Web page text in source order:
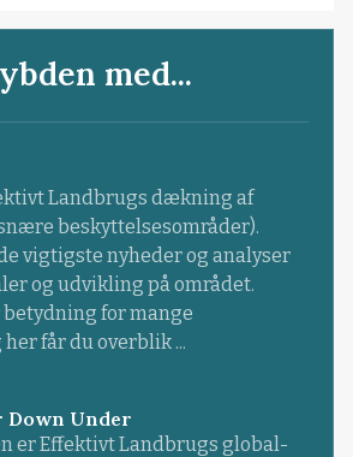
med...
Landbrugs dækning af
beskyttelsesområder).
vigtigste nyheder og analyser
og udvikling på området.
betydning for mange
får du overblik ...
Down Under
er Effektivt Landbrugs global-